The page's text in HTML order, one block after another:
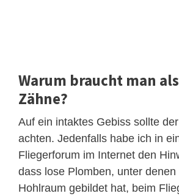
Warum braucht man
Zähne?
Auf ein intaktes Gebiss sollte
achten. Jedenfalls habe ich in
Fliegerforum im Internet den
dass lose Plomben, unter denen
Hohlraum gebildet hat, beim